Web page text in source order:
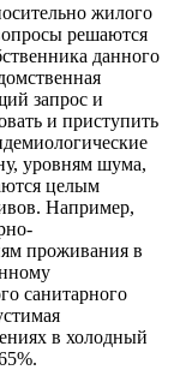
жилого
решаются
данного
запрос и
и приступить
уровням шума,
целым
Например,
проживания в
санитарного
в холодный